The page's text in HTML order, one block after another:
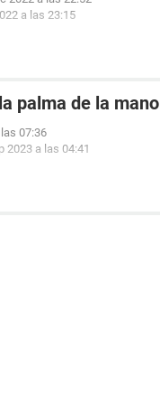
a las 23:15
palma de la mano
07:36
2023 a las 04:41